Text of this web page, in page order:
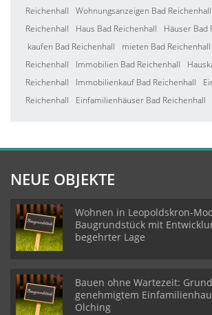
Reichenhall
Wohnungsanzeigen Bad Reichenhall
Reichenhall
Haus Bad Reichenhall
Häuser Bad
kaufen Bad Reichenhall
mieten Bad Reichenhall
Reichenhall
Immobilien Bad Reichenhall
Reichenhall
Immobilienkauf Bad Reichenhall
Reichenhall
Einfamilienhäuser Bad Reichenhall
NEUE OBJEKTE
Wohnen in Leopoldskron-
Baugrundstück mit
begehrter Lage
Bauen ohne Wartezeit:
genehmigtem
Olching